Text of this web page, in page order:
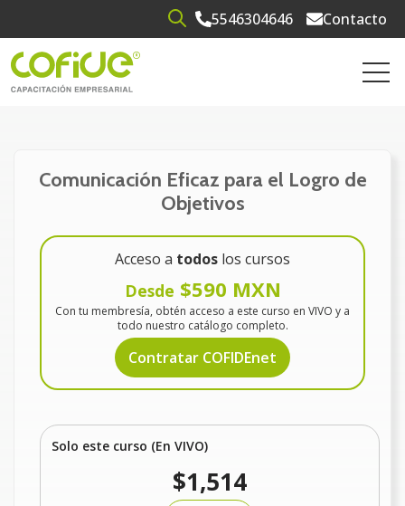
Open search5546304646 Contacto
Comunicación Eficaz para el Logro de
Objetivos
Acceso a todos los cursos
Desde $590 MXN
Con tu membresía, obtén acceso a este curso en VIVO y a
todo nuestro catálogo completo.
Contratar COFIDEnet
Solo este curso (En VIVO)
$1,514